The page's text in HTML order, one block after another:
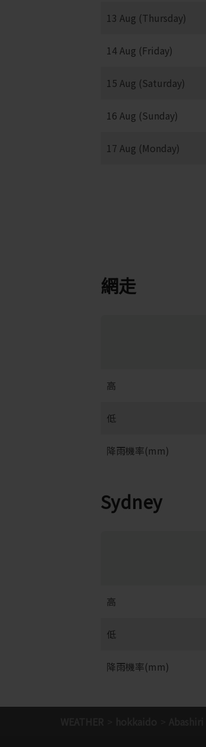
13 Aug (Thursday)
14 Aug (Friday)
15 Aug (Saturday)
16 Aug (Sunday)
17 Aug (Monday)
網走
高
低
降雨機率(mm)
Sydney
高
低
降雨機率(mm)